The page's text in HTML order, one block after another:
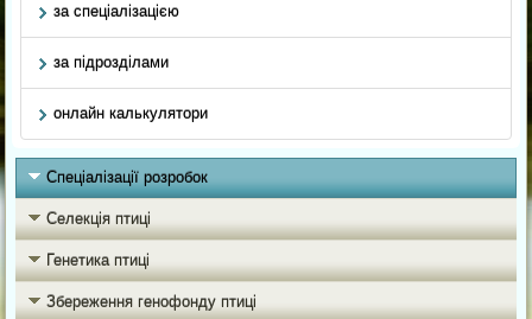
за спеціалізацією
за підрозділами
онлайн калькулятори
Спеціалізації розробок
Селекція птиці
Генетика птиці
Збереження генофонду птиці